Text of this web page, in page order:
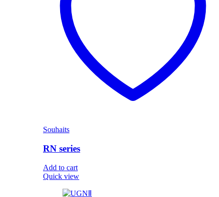
Souhaits
RN series
Add to cart
Quick view